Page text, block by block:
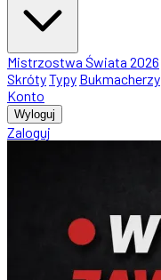
Mistrzostwa Świata 2026
SkrótyTypy Bukmacherzy
Konto
Wyloguj
Zaloguj